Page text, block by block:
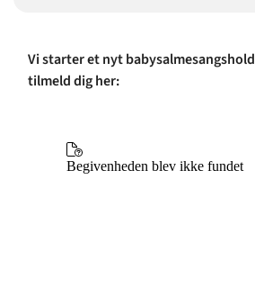
Vi starter et nyt
tilmeld dig her: